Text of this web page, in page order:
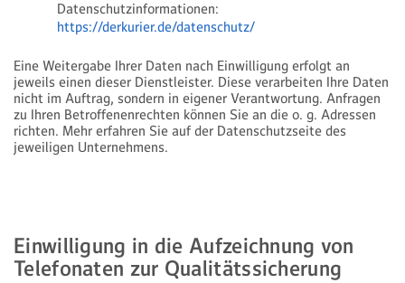
Datenschutzinformationen:
https://derkurier.de/datenschutz/
Eine Weitergabe Ihrer Daten nach Einwilligung erfolgt an
jeweils einen dieser Dienstleister. Diese verarbeiten Ihre Daten
nicht im Auftrag, sondern in eigener Verantwortung. Anfragen
zu Ihren Betroffenenrechten können Sie an die o. g. Adressen
richten. Mehr erfahren Sie auf der Datenschutzseite des
jeweiligen Unternehmens.
Einwilligung in die Aufzeichnung von
Telefonaten zur Qualitätssicherung